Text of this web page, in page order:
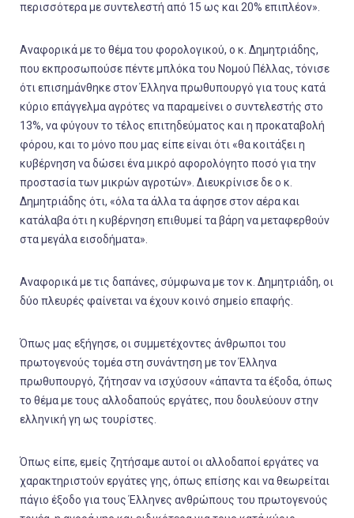
περισσότερα με συντελεστή από 15 ως και 20% επιπλέον».
Αναφορικά με το θέμα του φορολογικού, ο κ. Δημητριάδης,
που εκπροσωπούσε πέντε μπλόκα του Νομού Πέλλας, τόνισε
ότι επισημάνθηκε στον Έλληνα πρωθυπουργό για τους κατά
κύριο επάγγελμα αγρότες να παραμείνει ο συντελεστής στο
13%, να φύγουν το τέλος επιτηδεύματος και η προκαταβολή
φόρου, και το μόνο που μας είπε είναι ότι «θα κοιτάξει η
κυβέρνηση να δώσει ένα μικρό αφορολόγητο ποσό για την
προστασία των μικρών αγροτών». Διευκρίνισε δε ο κ.
Δημητριάδης ότι, «όλα τα άλλα τα άφησε στον αέρα και
κατάλαβα ότι η κυβέρνηση επιθυμεί τα βάρη να μεταφερθούν
στα μεγάλα εισοδήματα».
Αναφορικά με τις δαπάνες, σύμφωνα με τον κ. Δημητριάδη, οι
δύο πλευρές φαίνεται να έχουν κοινό σημείο επαφής.
Όπως μας εξήγησε, οι συμμετέχοντες άνθρωποι του
πρωτογενούς τομέα στη συνάντηση με τον Έλληνα
πρωθυπουργό, ζήτησαν να ισχύσουν «άπαντα τα έξοδα, όπως
το θέμα με τους αλλοδαπούς εργάτες, που δουλεύουν στην
ελληνική γη ως τουρίστες.
Όπως είπε, εμείς ζητήσαμε αυτοί οι αλλοδαποί εργάτες να
χαρακτηριστούν εργάτες γης, όπως επίσης και να θεωρείται
πάγιο έξοδο για τους Έλληνες ανθρώπους του πρωτογενούς